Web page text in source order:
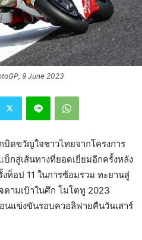
9 June 2023
บิดขวัญใจชาวไทยจากโครงการ
บ็กสู่เส้นทางที่ยอดเยี่ยมอีกครั้งหลัง
ท็อป 11 ในการซ้อมรวม ทะยานสู่
ตามเป้าในศึก โมโตทู 2023
นแข่งขันรอบควอลิฟายคืนวันเสาร์